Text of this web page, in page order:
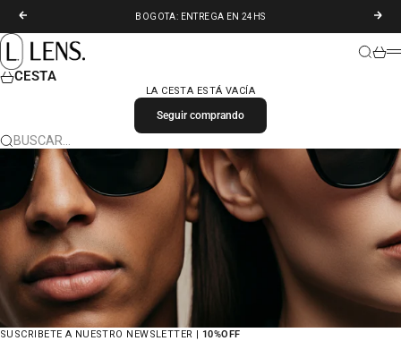
ANTERIOR
BOGOTA: ENTREGA EN 24HS
LENS. COLOMBIA
BUSCAR
CESTA
LA CESTA ESTÁ VACÍA
Seguir comprando
BUSCAR…
SUSCRIBETE A NUESTRO NEWSLETTER | 10%OFF